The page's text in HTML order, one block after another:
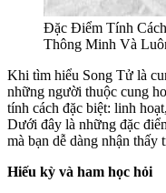
Đặc Điểm Tính
Thông Minh Và
Khi tìm hiểu Song Tử là
những người thuộc cung
tính cách đặc biệt: linh
Dưới đây là những đặc
mà bạn dễ dàng nhận thấy
Hiếu kỳ và ham học hỏi